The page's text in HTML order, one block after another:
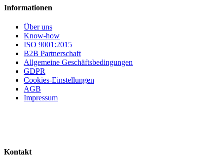
Informationen
Über uns
Know-how
ISO 9001:2015
B2B Partnerschaft
Allgemeine Geschäftsbedingungen
GDPR
Cookies-Einstellungen
AGB
Impressum
Kontakt